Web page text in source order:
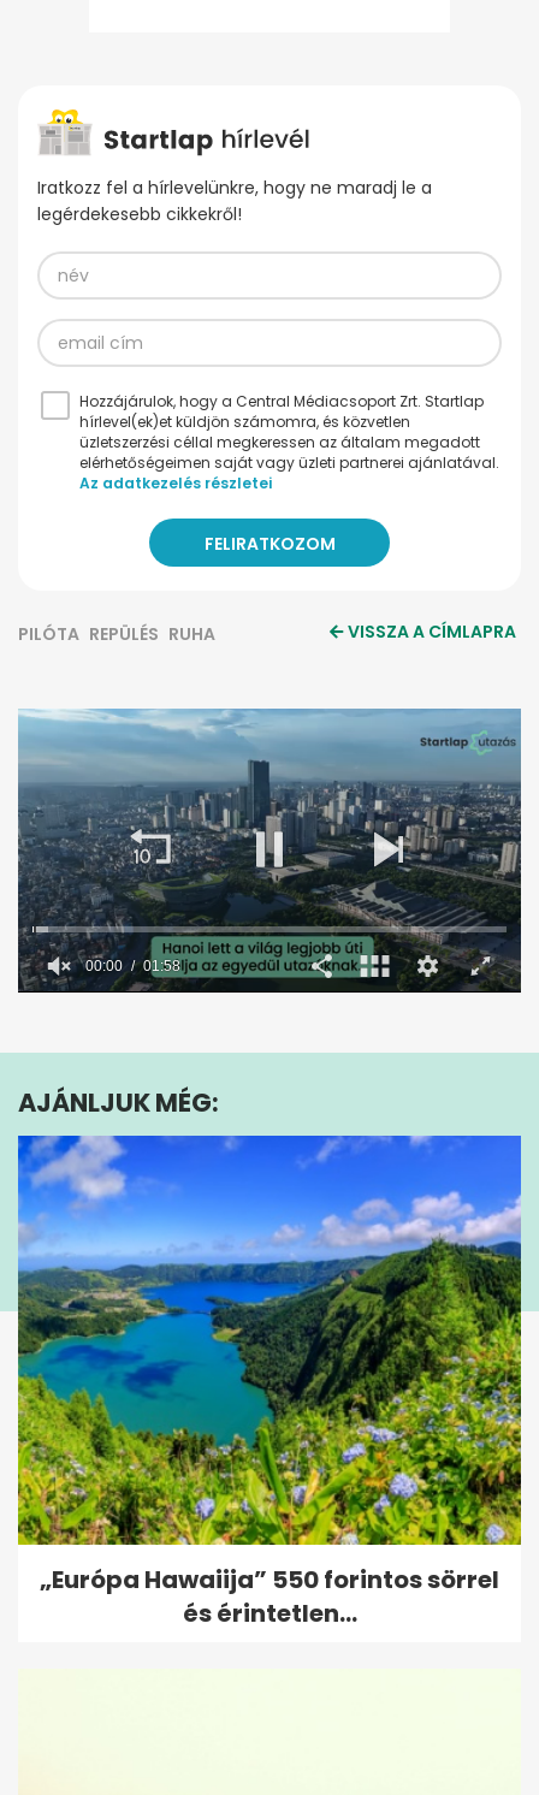
Iratkozz fel a hírlevelünkre, hogy ne maradj le a
legérdekesebb cikkekről!
Hozzájárulok, hogy a Central Médiacsoport Zrt. Startlap
hírlevel(ek)et küldjön számomra, és közvetlen
üzletszerzési céllal megkeressen az általam megadott
elérhetőségeimen saját vagy üzleti partnerei ajánlatával.
Az adatkezelés részletei
PILÓTA REPÜLÉS RUHA VISSZA A CÍMLAPRA
1
58
seconds
00:01 01:58
AJÁNLJUK MÉG:
„Európa Hawaiija” 550 forintos sörrel
és érintetlen...